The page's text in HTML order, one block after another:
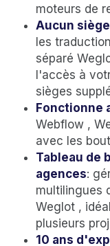
moteurs de
Aucun
les
séparé
l'accès à
sièges
Fonctionne
Webflow ,
avec les
Tableau de
agences:
multilingues
Weglot ,
plusieurs
10 ans